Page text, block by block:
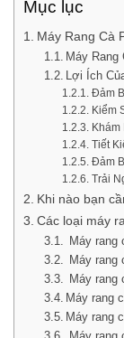
Mục lục
Máy Rang Cà
Máy Rang
Lợi Ích
Đảm
Kiểm
Khám
Tiết
Đảm
Trải
Khi nào bạn
Các loại máy
Máy rang
Máy rang
Máy rang
Máy rang
Máy rang